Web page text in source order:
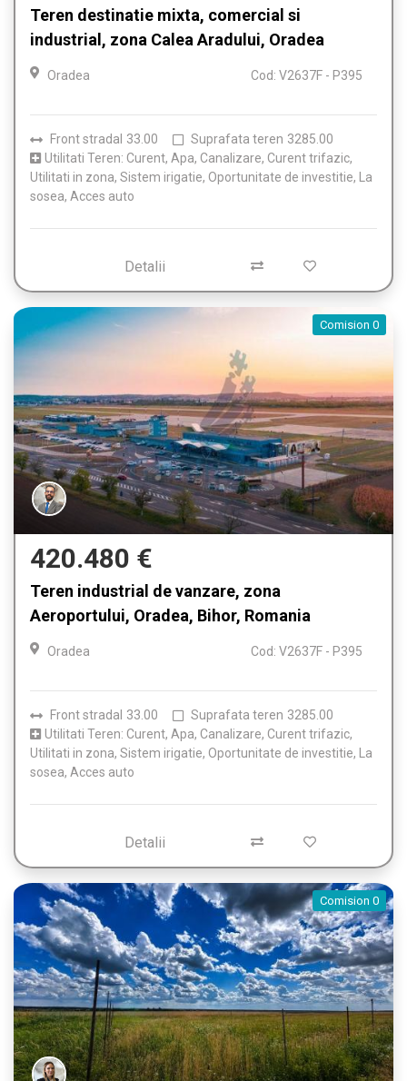
Teren destinatie mixta, comercial si
industrial, zona Calea Aradului, Oradea
Oradea Cod: V2637F - P395
Front stradal 33.00 Suprafata teren 3285.00
Utilitati Teren: Curent, Apa, Canalizare, Curent trifazic,
Utilitati in zona, Sistem irigatie, Oportunitate de investitie, La
sosea, Acces auto
Detalii
Comision 0
420.480 €
Teren industrial de vanzare, zona
Aeroportului, Oradea, Bihor, Romania
Oradea Cod: V2637F - P395
Front stradal 33.00 Suprafata teren 3285.00
Utilitati Teren: Curent, Apa, Canalizare, Curent trifazic,
Utilitati in zona, Sistem irigatie, Oportunitate de investitie, La
sosea, Acces auto
Detalii
Comision 0